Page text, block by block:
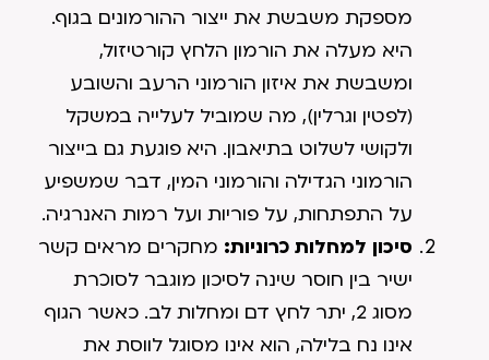
מספקת משבשת את ייצור ההורמונים בגוף.
היא מעלה את הורמון הלחץ קורטיזול,
ומשבשת את איזון הורמוני הרעב והשובע
(לפטין וגרלין), מה שמוביל לעלייה במשקל
ולקושי לשלוט בתיאבון. היא פוגעת גם בייצור
הורמוני הגדילה והורמוני המין, דבר שמשפיע
על התפתחות, על פוריות ועל רמות האנרגיה.
סיכון למחלות כרוניות: מחקרים מראים קשר
ישיר בין חוסר שינה לסיכון מוגבר לסוכרת
מסוג 2, יתר לחץ דם ומחלות לב. כאשר הגוף
אינו נח בלילה, הוא אינו מסוגל לווסת את